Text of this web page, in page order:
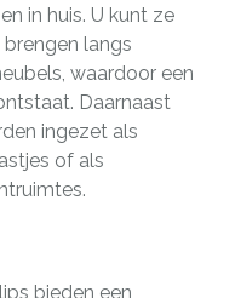
in huis. U kunt ze
langs
waardoor een
Daarnaast
ingezet als
of als
bieden een